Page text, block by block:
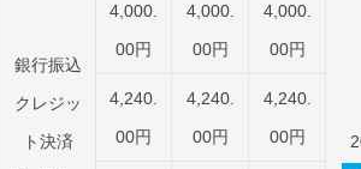
銀行振込
クレジッ
ト決済
4,000.
00円
4,000.
00円
4,000.
00円
4,240.
00円
4,240.
00円
4,240.
00円